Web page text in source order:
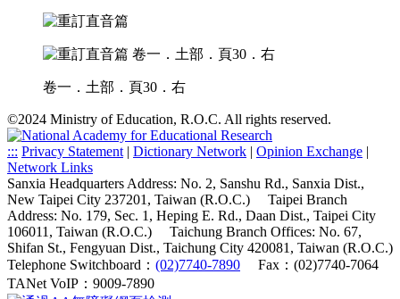
卷一．土部．頁30．右
©2024 Ministry of Education, R.O.C. All rights reserved.
::: Privacy Statement| Dictionary Network | Opinion Exchange |
Network Links
Sanxia Headquarters Address: No. 2, Sanshu Rd., Sanxia Dist.,
New Taipei City 237201, Taiwan (R.O.C.)
Taipei Branch
Address: No. 179, Sec. 1, Heping E. Rd., Daan Dist., Taipei City
106011, Taiwan (R.O.C.)
Taichung Branch Offices: No. 67,
Shifan St., Fengyuan Dist., Taichung City 420081, Taiwan (R.O.C.)
Telephone Switchboard： (02)7740-7890
Fax：(02)7740-7064
TANet VoIP：9009-7890